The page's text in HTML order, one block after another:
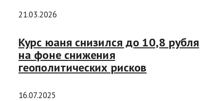
21.03.2026
Курс юаня снизился до 10,8 рубля
на фоне снижения
геополитических рисков
16.07.2025